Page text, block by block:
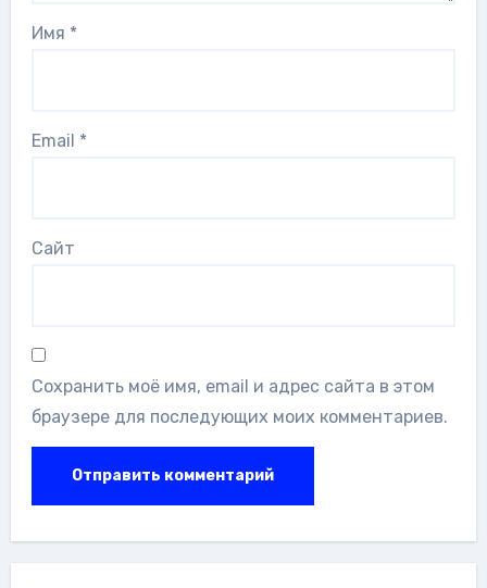
Имя *
Email *
Сайт
Сохранить моё имя, email и адрес сайта в этом
браузере для последующих моих комментариев.